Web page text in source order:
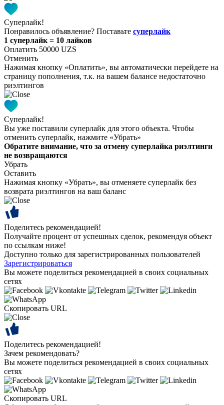
Суперлайк!
Понравилось объявление? Поставьте суперлайк
1 суперлайк = 10 лайков
Оплатить 50000 UZS
Отменить
Нажимая кнопку «Оплатить», вы автоматически перейдете на
страницу пополнения, т.к. на вашем балансе недостаточно
риэлтингов
Суперлайк!
Вы уже поставили суперлайк для этого объекта. Чтобы
отменить суперлайк, нажмите «Убрать»
Обратите внимание, что за отмену суперлайка риэлтинги
не возвращаются
Убрать
Оставить
Нажимая кнопку «Убрать», вы отменяете суперлайк без
возврата риэлтингов на ваш баланс
Поделитесь рекомендацией!
Получайте процент от успешных сделок, рекомендуя объект
по ссылкам ниже!
Доступно только для зарегистрированных пользователей
Зарегистрироваться
Вы можете поделиться рекомендацией в своих социальных
сетях
Скопировать URL
Поделитесь рекомендацией!
Зачем рекомендовать?
Вы можете поделиться рекомендацией в своих социальных
сетях
Скопировать URL